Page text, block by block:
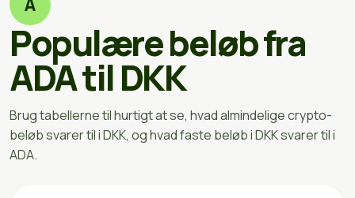
Populære beløb fra
ADA til DKK
Brug tabellerne til hurtigt at se, hvad almindelige crypto-
beløb svarer til i DKK, og hvad faste beløb i DKK svarer til i
ADA.